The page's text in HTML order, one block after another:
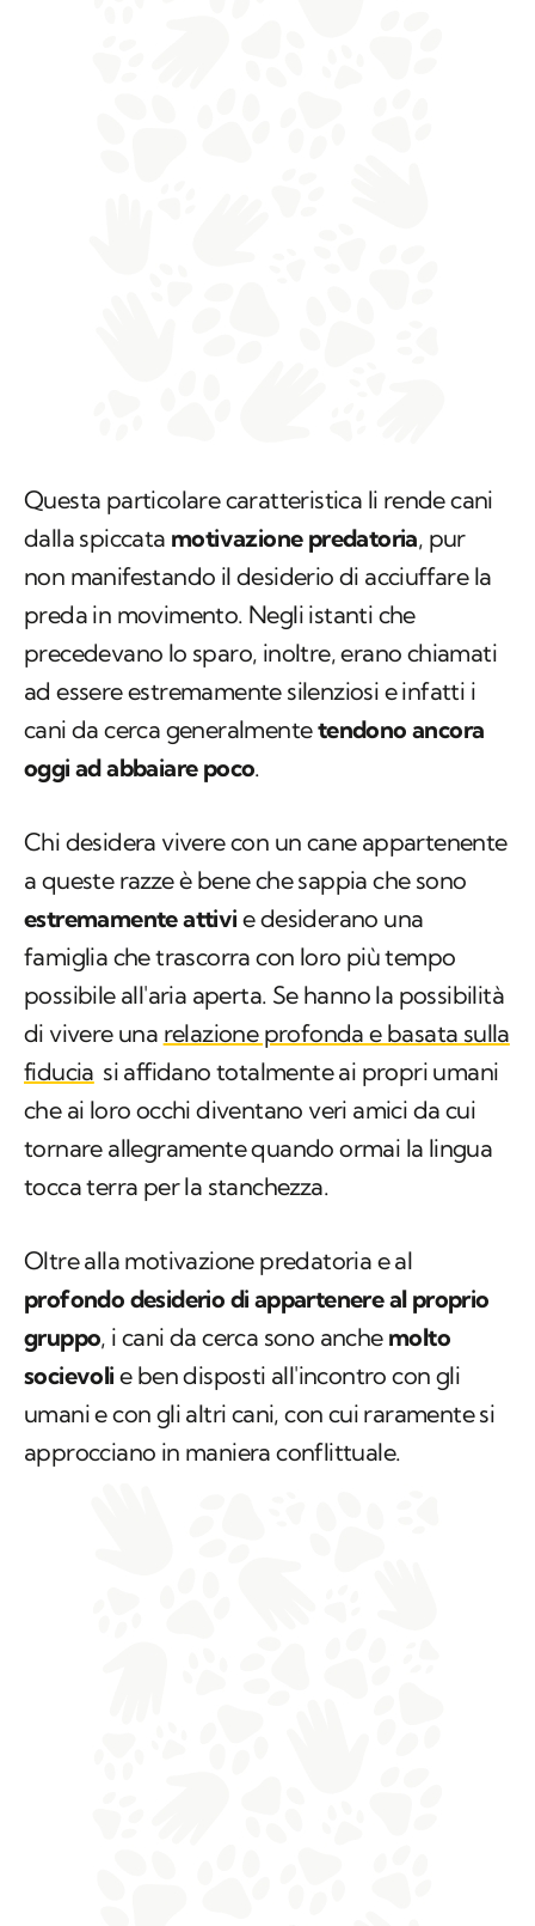
Questa particolare caratteristica li rende cani
dalla spiccata motivazione predatoria, pur
non manifestando il desiderio di acciuffare la
preda in movimento. Negli istanti che
precedevano lo sparo, inoltre, erano chiamati
ad essere estremamente silenziosi e infatti i
cani da cerca generalmentetendono ancora
oggi ad abbaiare poco.
Chi desidera vivere con un cane appartenente
a queste razze è bene che sappia che sono
estremamente attivi e desiderano una
famiglia che trascorra con loro più tempo
possibile all'aria aperta. Se hanno la possibilità
di vivere una relazione profonda e basata sulla
fiducia si affidano totalmente ai propri umani
che ai loro occhi diventano veri amici da cui
tornare allegramente quando ormai la lingua
tocca terra per la stanchezza.
Oltre alla motivazione predatoria e al
profondo desiderio di appartenere al proprio
gruppo, i cani da cerca sono anche molto
socievoli e ben disposti all'incontro con gli
umani e con gli altri cani, con cui raramente si
approcciano in maniera conflittuale.